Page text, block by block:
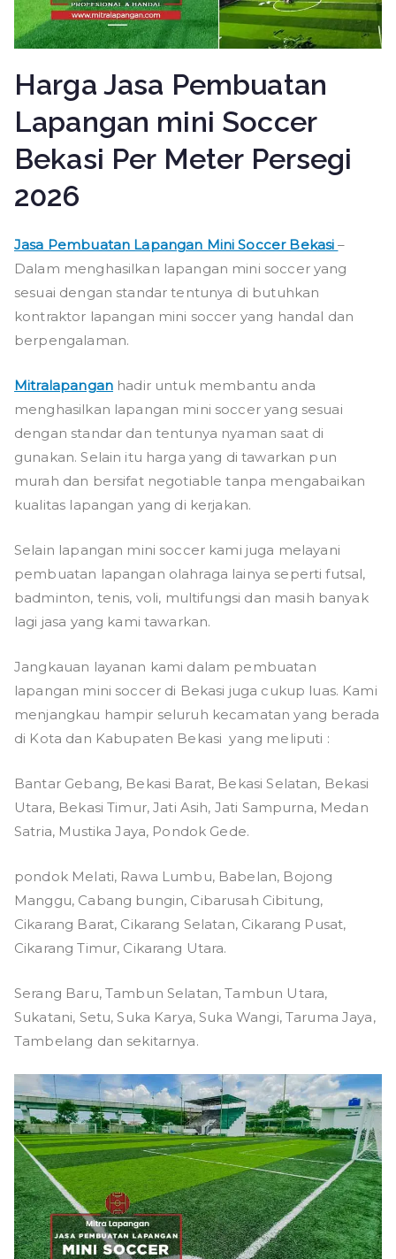
Harga Jasa Pembuatan
Lapangan mini Soccer
Bekasi Per Meter Persegi
2026
Jasa Pembuatan Lapangan Mini Soccer Bekasi–
Dalam menghasilkan lapangan mini soccer yang
sesuai dengan standar tentunya di butuhkan
kontraktor lapangan mini soccer yang handal dan
berpengalaman.
Mitralapangan hadir untuk membantu anda
menghasilkan lapangan mini soccer yang sesuai
dengan standar dan tentunya nyaman saat di
gunakan. Selain itu harga yang di tawarkan pun
murah dan bersifat negotiable tanpa mengabaikan
kualitas lapangan yang di kerjakan.
Selain lapangan mini soccer kami juga melayani
pembuatan lapangan olahraga lainya seperti futsal,
badminton, tenis, voli, multifungsi dan masih banyak
lagi jasa yang kami tawarkan.
Jangkauan layanan kami dalam pembuatan
lapangan mini soccer di Bekasi juga cukup luas. Kami
menjangkau hampir seluruh kecamatan yang berada
di Kota dan Kabupaten Bekasi yang meliputi :
Bantar Gebang, Bekasi Barat, Bekasi Selatan, Bekasi
Utara, Bekasi Timur, Jati Asih, Jati Sampurna, Medan
Satria, Mustika Jaya, Pondok Gede.
pondok Melati, Rawa Lumbu, Babelan, Bojong
Manggu, Cabang bungin, Cibarusah Cibitung,
Cikarang Barat, Cikarang Selatan, Cikarang Pusat,
Cikarang Timur, Cikarang Utara.
Serang Baru, Tambun Selatan, Tambun Utara,
Sukatani, Setu, Suka Karya, Suka Wangi, Taruma Jaya,
Tambelang dan sekitarnya.